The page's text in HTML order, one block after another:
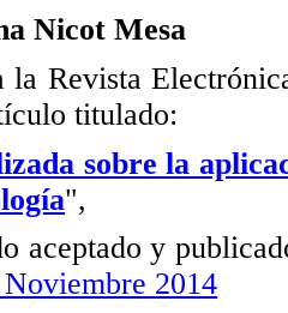
Nicot Mesa
Revista
titulado:
sobre la
",
aceptado y
2014